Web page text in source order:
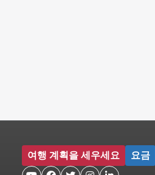
여행 계획을 세우세요 요금